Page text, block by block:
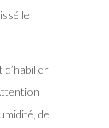
le
de